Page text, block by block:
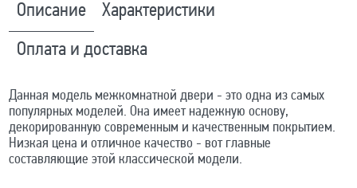
Описание Характеристики
Оплата и доставка
Данная модель межкомнатной двери - это одна из самых
популярных моделей. Она имеет надежную основу,
декорированную современным и качественным покрытием.
Низкая цена и отличное качество - вот главные
составляющие этой классической модели.